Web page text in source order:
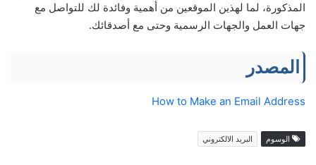
المذكورة، لما لهذين الموقعين من أهمية وفائدة لك للتواصل مع
جهات العمل والجهات الرسمية وحتى مع أصدقائك.
المصدر
How to Make an Email Address
الوسوم البريد الالكتروني